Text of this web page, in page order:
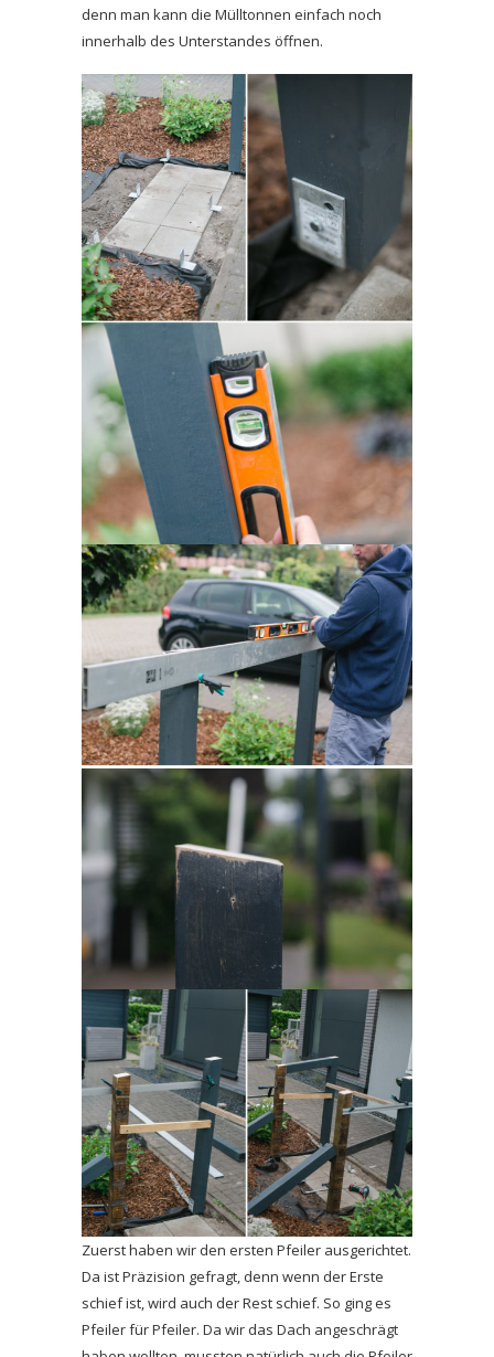
denn man kann die Mülltonnen einfach noch
innerhalb des Unterstandes öffnen.
Zuerst haben wir den ersten Pfeiler ausgerichtet.
Da ist Präzision gefragt, denn wenn der Erste
schief ist, wird auch der Rest schief. So ging es
Pfeiler für Pfeiler. Da wir das Dach angeschrägt